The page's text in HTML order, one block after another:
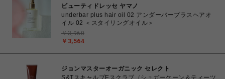
ビューティドレッセ ヤマノ
underbar plus hair oil 02 アンダーバープラスヘアオ
イル 02 ＜スタイリングオイル＞
￥3,564
￥3,960
ジョンマスターオーガニック セレクト
S&TスキャルプEスクラブ（シュガーケーン＆ティーツ